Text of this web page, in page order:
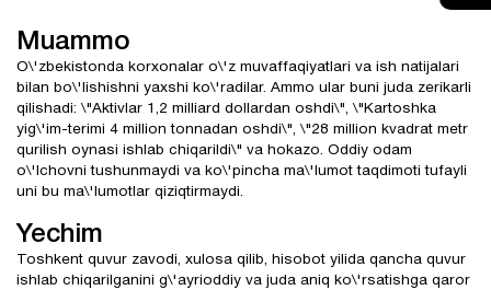
Muammo
O\'zbekistonda korxonalar o\'z muvaffaqiyatlari va ish natijalari
bilan bo\'lishishni yaxshi ko\'radilar. Ammo ular buni juda zerikarli
qilishadi: \"Aktivlar 1,2 milliard dollardan oshdi\", \"Kartoshka
yig\'im-terimi 4 million tonnadan oshdi\", \"28 million kvadrat metr
qurilish oynasi ishlab chiqarildi\" va hokazo. Oddiy odam
o\'lchovni tushunmaydi va ko\'pincha ma\'lumot taqdimoti tufayli
uni bu ma\'lumotlar qiziqtirmaydi.
Yechim
Toshkent quvur zavodi, xulosa qilib, hisobot yilida qancha quvur
ishlab chiqarilganini g\'ayrioddiy va juda aniq ko\'rsatishga qaror